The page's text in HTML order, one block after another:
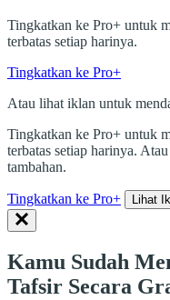
Tingkatkan ke Pro+ untuk
terbatas setiap harinya.
Tingkatkan ke Pro+
Atau lihat iklan untuk
Tingkatkan ke Pro+ untuk
terbatas setiap harinya.
tambahan.
Tingkatkan ke Pro+ Lihat
Kamu Sudah
Tafsir Secara